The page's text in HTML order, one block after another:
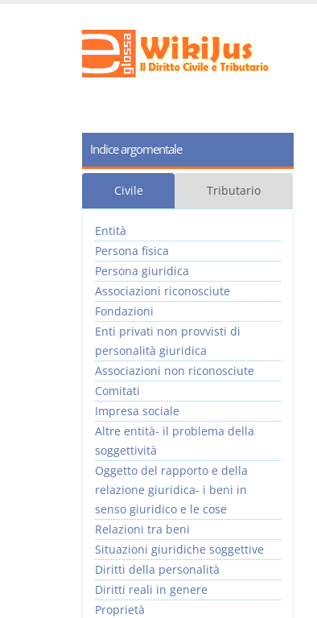
Indice argomentale
Civile Tributario
Entità
Persona fisica
Persona giuridica
Associazioni riconosciute
Fondazioni
Enti privati non provvisti di
personalità giuridica
Associazioni non riconosciute
Comitati
Impresa sociale
Altre entità- il problema della
soggettività
Oggetto del rapporto e della
relazione giuridica- i beni in
senso giuridico e le cose
Relazioni tra beni
Situazioni giuridiche soggettive
Diritti della personalità
Diritti reali in genere
Proprietà